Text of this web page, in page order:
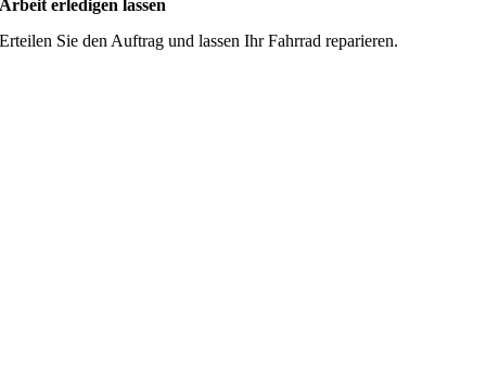
Arbeit erledigen lassen
Erteilen Sie den Auftrag und lassen Ihr Fahrrad reparieren.